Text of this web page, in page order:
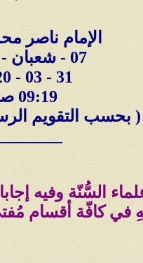
الإمام ناصر
07 - شعبان - 1441 هـ
31 - 03 - 2020 مـ
09:19 صباحاً
( بحسب التقويم
السُّنّة وفيه
في كافّة أقسام